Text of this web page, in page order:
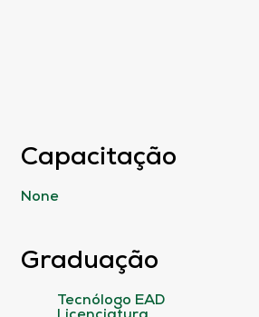
Capacitação
None
Graduação
Tecnólogo EAD